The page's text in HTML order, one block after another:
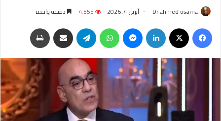
Dr ahmed osama أبريل 4, 2026 4٬555 دقيقة واحدة